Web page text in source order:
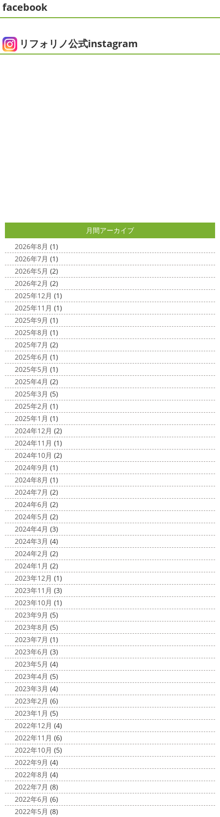
す 栽培初日↑
2025/05/24
ヶ崎・小田原外壁塗装専門店＊
みなさんこんにちは(*^▽^*)
徐々に夏
2025/04/24
美容院
＊横浜・藤沢・寒川・小田
なりどんどん暖かくなってきましたね
先日は娘の美容院
に行ってきました
腰まで頑張って伸ばした髪の毛をバッ
サリ切りたいとの事だったで数年ぶりの美容院に
30セン
チほど切る ...
は真冬の寒さとなりましたがいかがお過ごしですか？
先
日は都内の夜桜を観に行きました
例年よりも大分寒いお
花見になりましたがとても綺麗でした(*^_^*)
帰りは人気
のハン ...
みなさんこんにちは(^O^)
が、みなさんはいかがお過ごしですか？
笑 先日、池袋の
サンシャイン水族館に行きました
外国人の方が多く、
館内はとても賑わっていました
ここの大きな水槽にはサ
...
今日は高圧洗浄が何故必要かについて説明させていただき
ます
塗装工事をお考えのお客様は長くなりますが、ぜ
ひ読んでみてくださいね
外壁や屋根の表面に塗装してで
きた塗膜は、毎日屋外で紫外線、雨風、排気ガスなどにさ
らされて ...
カ陽気になり過ごしやすくなりましたね
お知らせをさせていただきます
先日、弊社が日本ペイン
ト神奈川営業所様より優良施工会社として表彰されました
このよ ...
おり、お久しぶりの更新になってしまいました
そんな間
皆さまいかがお過ごしでしょうか？？ コロナで今年はまだ
ヨガにも行けず、ウ ...
すぎる
コロナがまた蔓延していますが、体調管理に気を
さてさて、先日のサーフレッスン
ちょっとご無沙 ...
2020/11/30
Bali
＊湘南の外壁塗装専門店＊
こんにちは!! 今日はバリショットを少しだ
け
南国 ウルワツ
海パンで海に入
れるって最高ですね
だまだ普通にバリに行く事は難しいですが、早く自由に海
外に行けるようになりますように…
2020/11/26
海散歩
＊湘南の外壁塗装専門店＊
こんにちわ☼ 最近はグッと気温が下がり
寒くなりましたね
気づけば今年も後一
か月ちょっと(´ﾟдﾟ｀) 早い早い
ロナが危険な感じになってきたので、海にはたくさんの人
が来てました！！ でも、海なら ...
2020/11/19
海に行きたい…！！！＊湘南の外壁
塗装専門店＊
最近は暖かくて過ごしやすいお天気です
ね
弊社ライダーの脇祐史君はバリ島に行きました!! 私も
行きたいーーーーー!!! 写真が送られてきたら、またアップ
していきますね
ット
2020/11/12
朝活
＊湘南の外壁塗装専門店＊
小倉氏サーフィンにはまり中
今回は浩
さんも一緒に
３人で出発
波は小さい
けどお天気良くて気持ち～
まずは陸でのイメトレ 入水～
小倉氏ライド
で、すぐ立ててました
2020/11/10
HAPPY HALLOWEEN
＊湘南の
外壁塗装専門店＊
ちょっとご無沙汰してる間にもう11月も
10日が過ぎようとしていますね
2020年もあっとゆう間
に終わってしまう～
今年はコロナの影響で色々なイベン
トもなくなり淋しいですね… ですが、先日ブログでもお伝
えしたマービスタ ...
2020/11/02
ウェット完成
＊湘南の外壁塗装専
門店＊
こんにちは!! 今週も１週間始まりました
が、明日は祝日です
今日も１日頑張りましょう
さて
さて、先日のブログで書いた、小倉氏のオーダーしたウェ
ットが完成しました
ゃんも一緒にパチリ
facebook
リフォリノ公式instagram
月間アーカイブ
2026年8月 (1)
2026年7月 (1)
2026年5月 (2)
2026年2月 (2)
2025年12月 (1)
2025年11月 (1)
2025年9月 (1)
2025年8月 (1)
2025年7月 (2)
2025年6月 (1)
2025年5月 (1)
2025年4月 (2)
2025年3月 (5)
2025年2月 (1)
2025年1月 (1)
2024年12月 (2)
2024年11月 (1)
2024年10月 (2)
2024年9月 (1)
2024年8月 (1)
2024年7月 (2)
2024年6月 (2)
2024年5月 (2)
2024年4月 (3)
2024年3月 (4)
2024年2月 (2)
2024年1月 (2)
2023年12月 (1)
2023年11月 (3)
2023年10月 (1)
2023年9月 (5)
2023年8月 (5)
2023年7月 (1)
2023年6月 (3)
2023年5月 (4)
2023年4月 (5)
2023年3月 (4)
2023年2月 (6)
2023年1月 (5)
2022年12月 (4)
2022年11月 (6)
2022年10月 (5)
2022年9月 (4)
2022年8月 (4)
2022年7月 (8)
2022年6月 (6)
2022年5月 (8)